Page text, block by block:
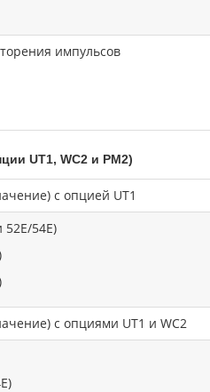
импульсов
UT1, WC2 и PM2)
с опцией UT1
52E/54E)
с опциями UT1 и WC2